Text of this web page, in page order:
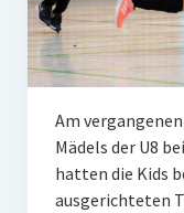
FSJ Stelle
1. Herren
W U12
M U18
Am
Mädels der U8
hatten die Kids
ausgerichteten